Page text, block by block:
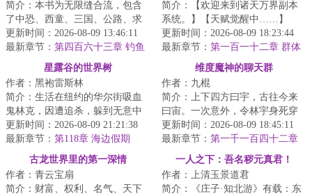
简介：本书为无限缝合流，包含
了中恐、西童、三国、公路、求
生、丧尸、克苏鲁、星际等元素
副本。战斗系统...
更新时间：2026-08-09 13:46:11
最新章节： 第四百六十三章 钓鱼
简介：【欢迎来到诸天万界副本
系统。】【天赋觉醒中……】
【觉醒完毕！】【恭喜您，觉醒
了X级本命天赋：...
更新时间：2026-08-09 18:23:44
最新章节： 第一百一十二章 群体
星露谷的世界树
作者：黑袍雷斯林
简介：生活在纽约的华尔街吸血
鬼林克，因遭追杀，躲到无意中
继承的一座乡下农场内。他在这
里更换身份，换...
更新时间：2026-08-09 21:21:38
最新章节： 第118章 海边假期
维度魔神的聊天群
作者：九棍
简介：上下四方曰宇，古往今来
曰宙。一次意外，令林宇身死穿
越，但在穿越途中，他又意外撞
上了一个刚刚孕...
更新时间：2026-08-09 18:45:11
最新章节： 第一千一百四十二章
水庸土地，速来见我！
古龙世界里的第一深情
作者：青云宝扇
简介：财富、权利、名气、天下
一人之下：吾名秽元真君！
作者：上清玉景道君
简介：《庄子·知北游》有载：东